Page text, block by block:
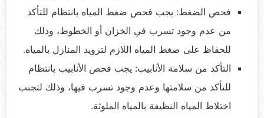
فحص الضغط: يجب فحص ضغط المياه بانتظام للتأكد
من عدم وجود تسرب في الخزان أو الخطوط، وذلك
للحفاظ على ضغط المياه اللازم لتزويد المنازل بالمياه.
التأكد من سلامة الأنابيب: يجب فحص الأنابيب بانتظام
للتأكد من سلامتها وعدم وجود تسرب فيها، وذلك لتجنب
اختلاط المياه النظيفة بالمياه الملوثة.